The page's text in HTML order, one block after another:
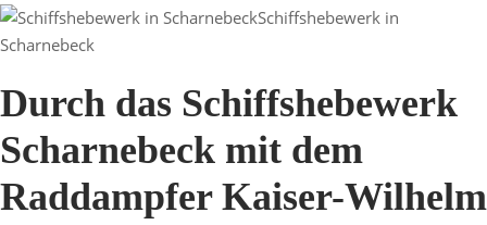
Schiffshebewerk in
Scharnebeck
Durch das Schiffshebewerk
Scharnebeck mit dem
Raddampfer Kaiser-Wilhelm